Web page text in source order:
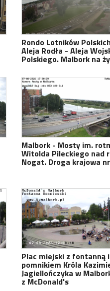
Rondo Lotników
Aleja Rodła - Aleja
Polskiego. Malbork na
Malbork - Mosty im.
Witolda Pileckiego nad
Nogat. Droga krajowa
Plac miejski z fontanną i
pomnikiem Króla
Jagiellończyka w
z McDonald's